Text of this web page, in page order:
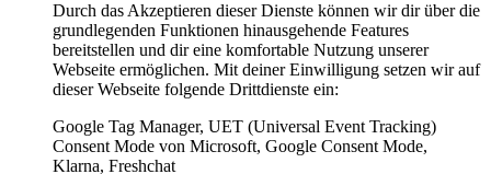
Durch das Akzeptieren dieser Dienste können wir dir über die
grundlegenden Funktionen hinausgehende Features
bereitstellen und dir eine komfortable Nutzung unserer
Webseite ermöglichen. Mit deiner Einwilligung setzen wir auf
dieser Webseite folgende Drittdienste ein:
Google Tag Manager, UET (Universal Event Tracking)
Consent Mode von Microsoft, Google Consent Mode,
Klarna, Freshchat